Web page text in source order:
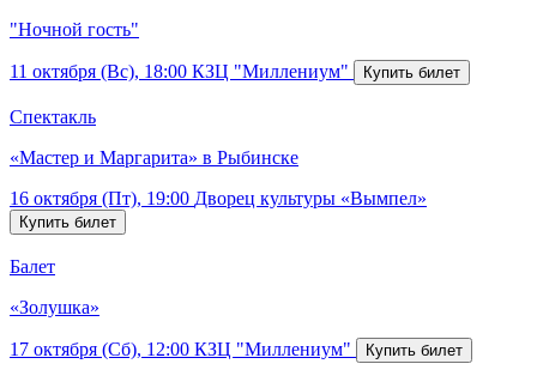
"Ночной гость"
11 октября (Вс), 18:00 КЗЦ "Миллениум"
Спектакль
«Мастер и Маргарита» в Рыбинске
16 октября (Пт), 19:00 Дворец культуры «Вымпел»
Балет
«Золушка»
17 октября (Сб), 12:00 КЗЦ "Миллениум"